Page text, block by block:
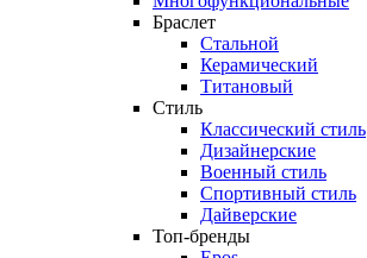
Браслет
Стальной
Керамический
Титановый
Стиль
Классический стиль
Дизайнерские
Военный стиль
Спортивный стиль
Дайверские
Топ-бренды